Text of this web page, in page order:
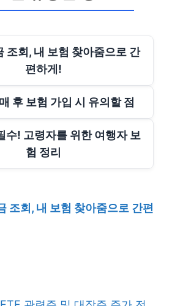
조회, 내 보험 찾아줌으로 간
편하게!
후 보험 가입 시 유의할 점
수! 고령자를 위한 여행자 보
험 정리
조회, 내 보험 찾아줌으로 간편